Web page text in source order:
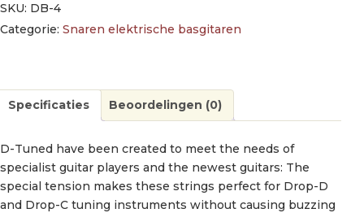
SKU: DB-4
Categorie: Snaren elektrische basgitaren
Specificaties Beoordelingen (0)
D-Tuned have been created to meet the needs of
specialist guitar players and the newest guitars: The
special tension makes these strings perfect for Drop-D
and Drop-C tuning instruments without causing buzzing